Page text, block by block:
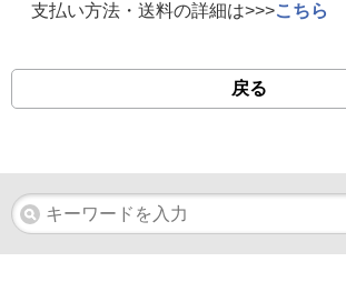
支払い方法・送料の詳細は>>>こちら
戻る